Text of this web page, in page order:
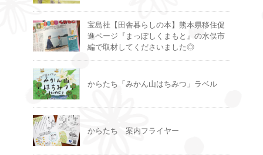
宝島社【田舎暮らしの本】熊本県移住促
進ページ『まっぽしくまもと』の水俣市
編で取材してくださいました◎
からたち「みかん山はちみつ」ラベル
からたち 案内フライヤー